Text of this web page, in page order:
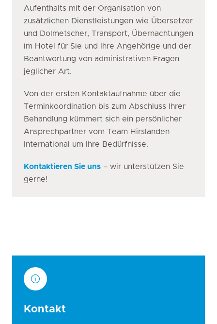
Aufenthalts mit der Organisation von
zusätzlichen Dienstleistungen wie Übersetzer
und Dolmetscher, Transport, Übernachtungen
im Hotel für Sie und Ihre Angehörige und der
Beantwortung von administrativen Fragen
jeglicher Art.
Von der ersten Kontaktaufnahme über die
Terminkoordination bis zum Abschluss Ihrer
Behandlung kümmert sich ein persönlicher
Ansprechpartner vom Team Hirslanden
International um Ihre Bedürfnisse.
Kontaktieren Sie uns – wir unterstützen Sie
gerne!
Kontakt